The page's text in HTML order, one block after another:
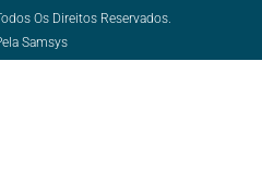
Os Direitos Reservados.
Samsys